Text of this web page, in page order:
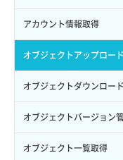
サブユーザー削除
サブユーザー更新
サブユーザー詳細取得
トークン発行
パーミッション一覧取得
バックアップ一覧取得
バックアップ詳細一覧取
バックアップ詳細取得
ボリュームイメージ保存
ボリュームタイプ一覧取
アタッチ済みポート一覧取
アタッチ済みポート詳細取
アタッチ済みボリューム一
アタッチ済みボリューム詳
コンソールURL発行
サブネット削除（ローカ
サブネット詳細取得
セキュリティグループ ル
セキュリティグループ ル
セキュリティグループ ル
プール更新
プール詳細取得
ヘルスモニタ一覧取得
ヘルスモニタ作成
ヘルスモニタ削除
アカウント情報取得
オブジェクトアップロード
オブジェクトダウンロード
オブジェクトバージョン
オブジェクト一覧取得